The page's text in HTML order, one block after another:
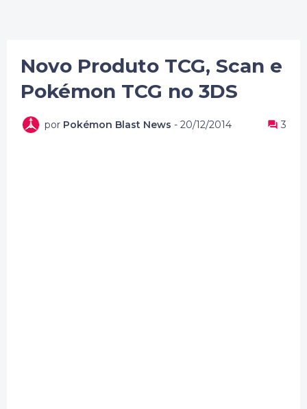
Novo Produto TCG, Scan e
Pokémon TCG no 3DS
por Pokémon Blast News - 20/12/2014 3